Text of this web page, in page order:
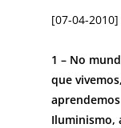
[07-04-
1 – No
que
Iluminismo,